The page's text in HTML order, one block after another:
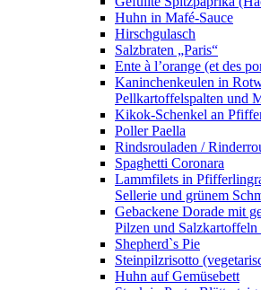
Huhn in Mafé-Sauce
Hirschgulasch
Salzbraten „Paris“
Ente à l’orange (et des
Kaninchenkeulen in
Pellkartoffelspalten und
Kikok-Schenkel an
Poller Paella
Rindsrouladen /
Spaghetti Coronara
Lammfilets in
Sellerie und grünem
Gebackene Dorade mit
Pilzen und
Shepherd`s Pie
Steinpilzrisotto
Huhn auf Gemüsebett